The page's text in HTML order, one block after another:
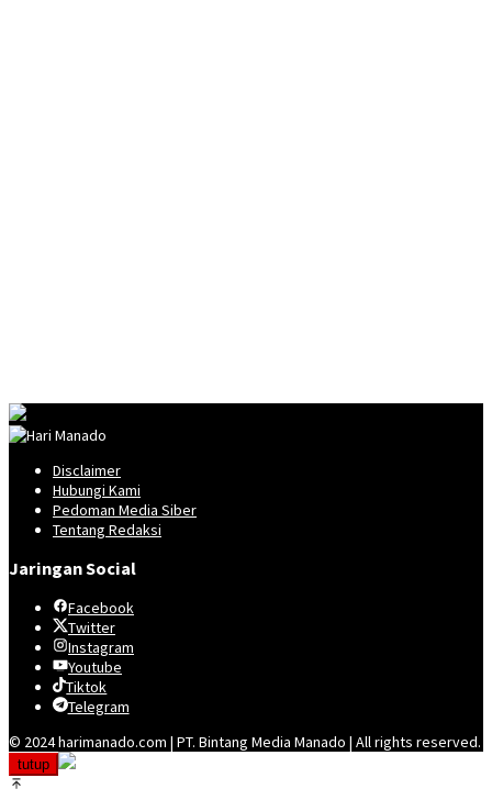
Disclaimer
Hubungi Kami
Pedoman Media Siber
Tentang Redaksi
Jaringan Social
Facebook
Twitter
Instagram
Youtube
Tiktok
Telegram
© 2024 harimanado.com | PT. Bintang Media Manado | All rights reserved.
tutup